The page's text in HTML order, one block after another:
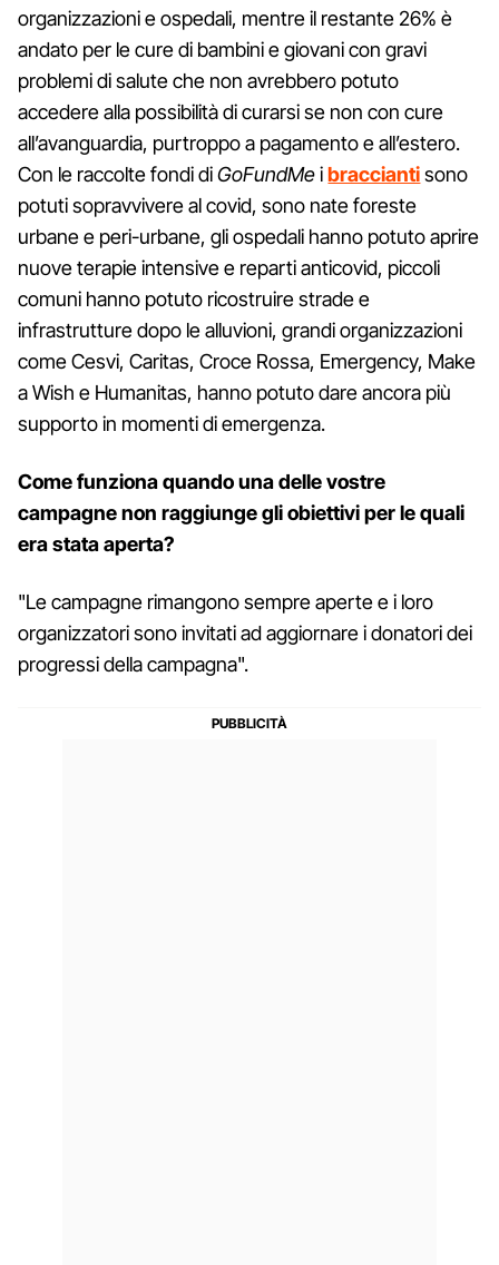
organizzazioni e ospedali, mentre il restante 26% è
andato per le cure di bambini e giovani con gravi
problemi di salute che non avrebbero potuto
accedere alla possibilità di curarsi se non con cure
all’avanguardia, purtroppo a pagamento e all’estero.
Con le raccolte fondi diGoFundMeibracciantisono
potuti sopravvivere al covid, sono nate foreste
urbane e peri-urbane, gli ospedali hanno potuto aprire
nuove terapie intensive e reparti anticovid, piccoli
comuni hanno potuto ricostruire strade e
infrastrutture dopo le alluvioni, grandi organizzazioni
come Cesvi, Caritas, Croce Rossa, Emergency, Make
a Wish e Humanitas, hanno potuto dare ancora più
supporto in momenti di emergenza.
Come funziona quando una delle vostre
campagne non raggiunge gli obiettivi per le quali
era stata aperta?
"Le campagne rimangono sempre aperte e i loro
organizzatori sono invitati ad aggiornare i donatori dei
progressi della campagna".